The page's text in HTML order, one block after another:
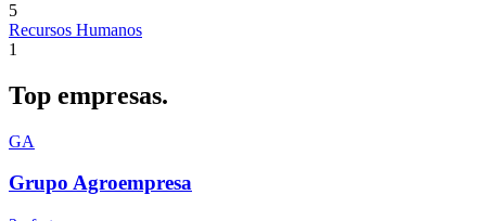
5
Recursos Humanos
1
Top empresas.
GA
Grupo Agroempresa